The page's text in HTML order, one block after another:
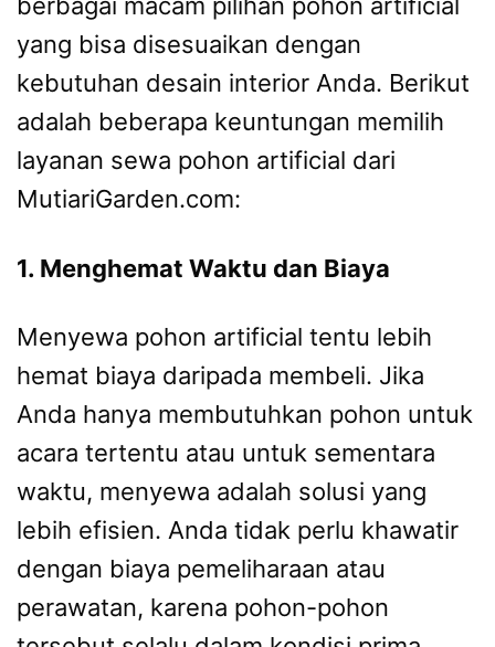
berbagai macam pilihan pohon artificial
yang bisa disesuaikan dengan
kebutuhan desain interior Anda. Berikut
adalah beberapa keuntungan memilih
layanan sewa pohon artificial dari
MutiariGarden.com:
1. Menghemat Waktu dan Biaya
Menyewa pohon artificial tentu lebih
hemat biaya daripada membeli. Jika
Anda hanya membutuhkan pohon untuk
acara tertentu atau untuk sementara
waktu, menyewa adalah solusi yang
lebih efisien. Anda tidak perlu khawatir
dengan biaya pemeliharaan atau
perawatan, karena pohon-pohon